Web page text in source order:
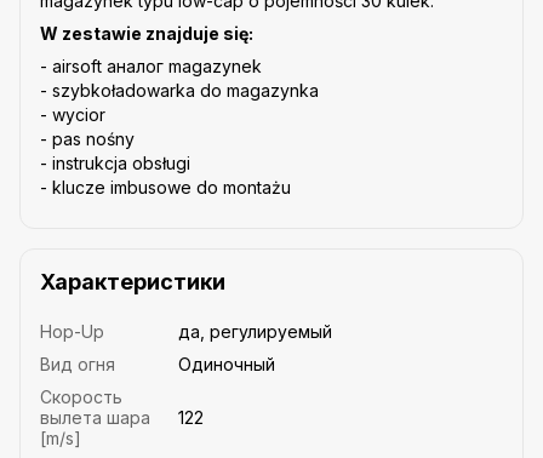
W zestawie znajduje się:
- airsoft аналог magazynek
- szybkoładowarka do magazynka
- wycior
- pas nośny
- instrukcja obsługi
- klucze imbusowe do montażu
Характеристики
Hop-Up
да, регулируемый
Вид огня
Одиночный
Скорость
вылета шара
[m/s]
122